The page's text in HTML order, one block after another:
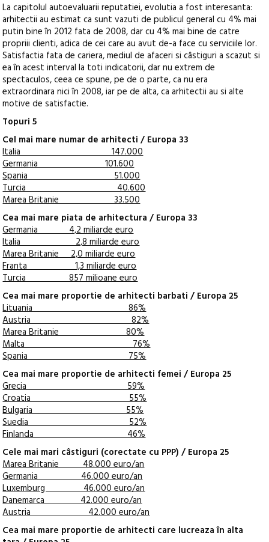
La capitolul autoevaluarii reputatiei, evolutia a fost interesanta:
arhitectii au estimat ca sunt vazuti de publicul general cu 4% mai
putin bine în 2012 fata de 2008, dar cu 4% mai bine de catre
propriii clienti, adica de cei care au avut de-a face cu serviciile lor.
Satisfactia fata de cariera, mediul de afaceri si câstiguri a scazut si
ea în acest interval la toti indicatorii, dar nu extrem de
spectaculos, ceea ce spune, pe de o parte, ca nu era
extraordinara nici în 2008, iar pe de alta, ca arhitectii au si alte
motive de satisfactie.
Topuri 5
Cel mai mare numar de arhitecti / Europa 33
Italia 147.000
Germania 101.600
Spania 51.000
Turcia 40.600
Marea Britanie 33.500
Cea mai mare piata de arhitectura / Europa 33
Germania 4,2 miliarde euro
Italia 2,8 miliarde euro
Marea Britanie 2,0 miliarde euro
Franta 1,3 miliarde euro
Turcia 857 milioane euro
Cea mai mare proportie de arhitecti barbati / Europa 25
Lituania 86%
Austria 82%
Marea Britanie 80%
Malta 76%
Spania 75%
Cea mai mare proportie de arhitecti femei / Europa 25
Grecia 59%
Croatia 55%
Bulgaria 55%
Suedia 52%
Finlanda 46%
Cele mai mari câstiguri (corectate cu PPP) / Europa 25
Marea Britanie 48.000 euro/an
Germania 46.000 euro/an
Luxemburg 46.000 euro/an
Danemarca 42.000 euro/an
Austria 42.000 euro/an
Cea mai mare proportie de arhitecti care lucreaza în alta